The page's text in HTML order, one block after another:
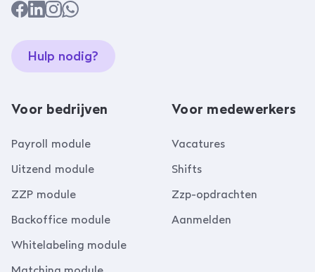
Hulp nodig?
Voor bedrijven
Payroll module
Uitzend module
ZZP module
Backoffice module
Whitelabeling module
Voor medewerkers
Vacatures
Shifts
Zzp-opdrachten
Aanmelden